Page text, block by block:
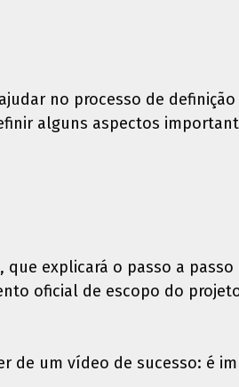
no processo de definição
alguns aspectos
explicará o passo a passo
oficial de escopo do
de um vídeo de sucesso: é